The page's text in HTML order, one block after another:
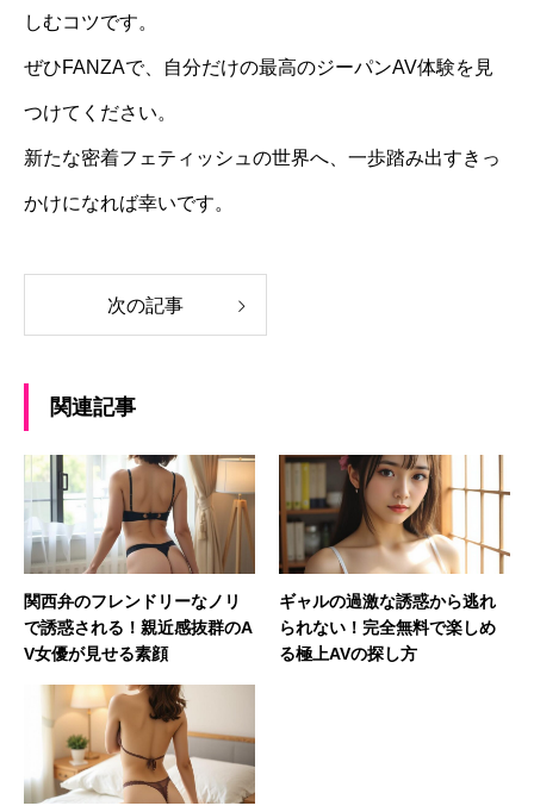
しむコツです。
ぜひFANZAで、自分だけの最高のジーパンAV体験を見
つけてください。
新たな密着フェティッシュの世界へ、一歩踏み出すきっ
かけになれば幸いです。
次の記事
関連記事
関西弁のフレンドリーなノリ
で誘惑される！親近感抜群のA
V女優が見せる素顔
ギャルの過激な誘惑から逃れ
られない！完全無料で楽しめ
る極上AVの探し方